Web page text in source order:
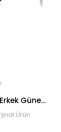
Persol PO3048S 95/31 58 Erkek Güneş Gözlüğü
Ürün